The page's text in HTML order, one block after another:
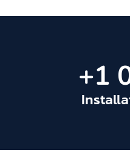
+1